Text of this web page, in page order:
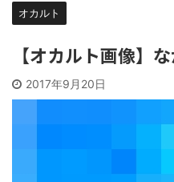
オカルト
【オカルト画像】
2017年9月20日